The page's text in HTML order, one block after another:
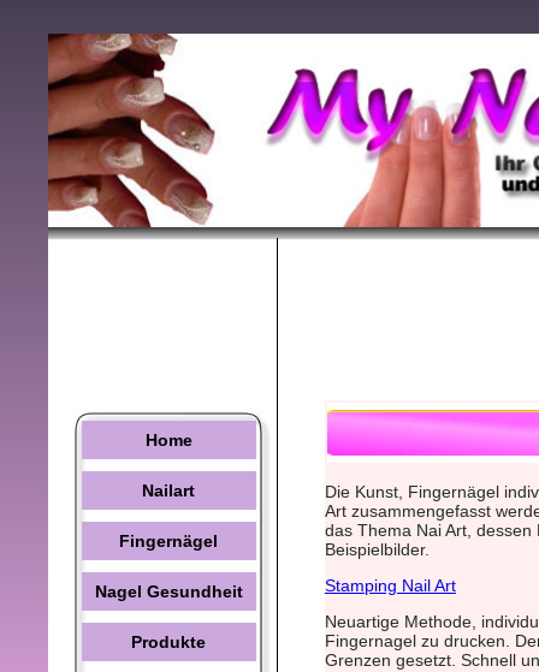
Home
Nailart
Fingernägel
Nagel Gesundheit
Produkte
Die Kunst, Fingernägel
Art zusammengefasst
das Thema Nai Art,
Beispielbilder.
Stamping Nail Art
Neuartige Methode,
Fingernagel zu drucken.
Grenzen gesetzt. Schnell